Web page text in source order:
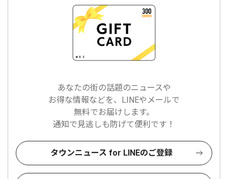
あなたの街の話題のニュースや
お得な情報などを、LINEやメールで
無料でお届けします。
通知で見逃しも防げて便利です！
タウンニュース for LINEのご登録